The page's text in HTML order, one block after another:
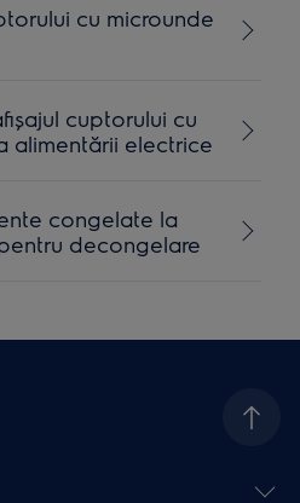
cu microunde
cuptorului cu
alimentării electrice
congelate la
decongelare